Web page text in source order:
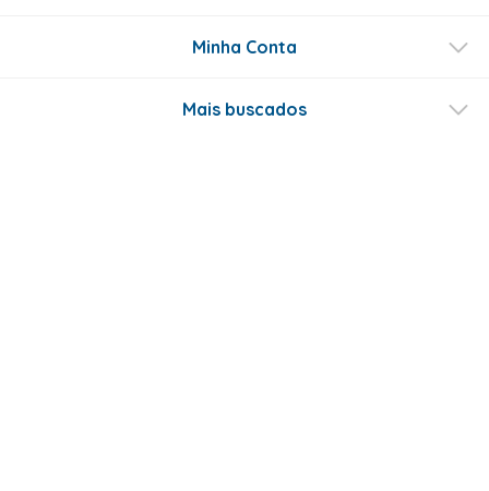
Minha Conta
Mais buscados